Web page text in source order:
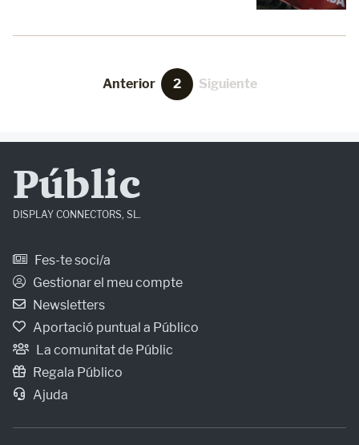
Anterior 2 Siguiente
Públic
DISPLAY CONNECTORS, SL.
Fes-te soci/a
Gestionar el meu compte
Newsletters
Aportació puntual a Público
La comunitat de Públic
Regala Público
Ajuda